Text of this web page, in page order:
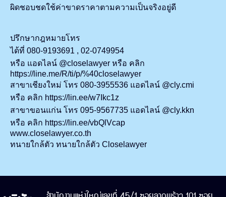
ผิดชอบชดใช้ค่าขาดราคาตามความเป็นจริงอยู่ดี
ปรึกษากฎหมายโทร
ได้ที่ 080-9193691 , 02-0749954
หรือ แอดไลน์ @closelawyer หรือ คลิก
https://line.me/R/ti/p/%40closelawyer
สาขาเชียงใหม่ โทร 080-3955536 แอดไลน์ @cly.cmi
หรือ คลิก https://lin.ee/w7Ikc1z
สาขาขอนแก่น โทร 095-9567735 แอดไลน์ @cly.kkn
หรือ คลิก https://lin.ee/vbQlVcap
www.closelawyer.co.th
ทนายใกล้ตัว ทนายใกล้ตัว Closelawyer